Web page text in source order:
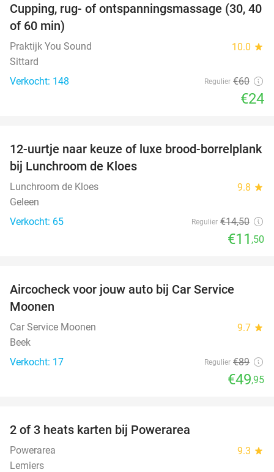
60%
Cupping, rug- of ontspanningsmassage (30, 40
of 60 min)
Praktijk You Sound 10.0 star
Sittard
Verkocht: 148
Regulier €60
€24
21%
12-uurtje naar keuze of luxe brood-borrelplank
bij Lunchroom de Kloes
Lunchroom de Kloes 9.8 star
Geleen
Verkocht: 65
Regulier €14,50
€11 ,50
Aircocheck voor jouw auto bij Car Service
Moonen
Car Service Moonen 9.7 star
Beek
Verkocht: 17
Regulier €89
€49,95
2 of 3 heats karten bij Powerarea
Powerarea 9.3 star
Lemiers